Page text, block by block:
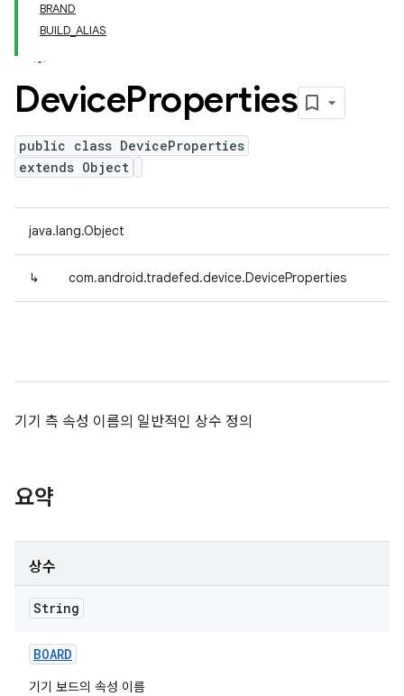
BRAND
BUILD_ALIAS
DeviceProperties
public class DeviceProperties
extends Object
java.lang.Object
↳ com.android.tradefed.device.DeviceProperties
기기 측 속성 이름의 일반적인 상수 정의
요약
상수
String
BOARD
기기 보드의 속성 이름